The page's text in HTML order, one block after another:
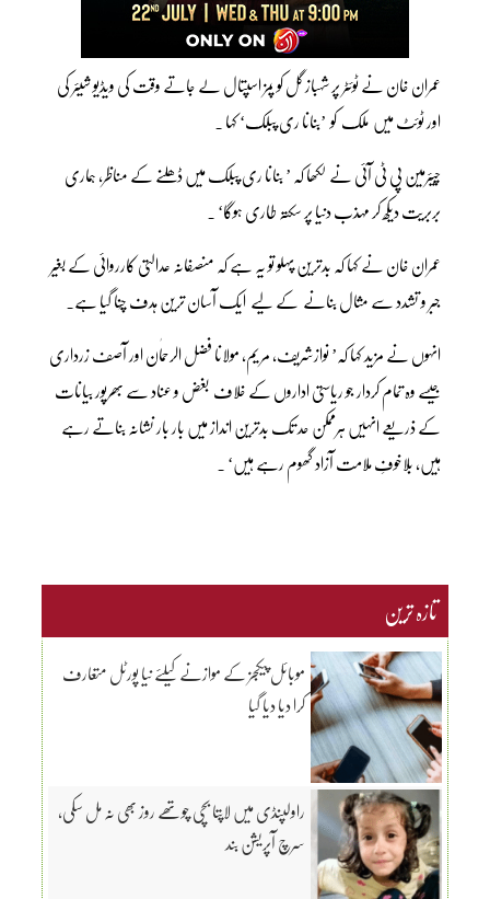
عمران خان نے ٹوئٹر پر شہباز گل کو پمز اسپتال لے جاتے وقت کی ویڈیو شیئر کی
اور ٹوئٹ میں ملک کو ’بنانا ری پبلک‘ کہا ۔
چیئرمین پی ٹی آئی نے لکھا کہ ’ بنانا ری پبلک میں ڈھلنے کے مناظر، ہماری
بربریت دیکھ کر مہذب دنیا پر سکتہ طاری ہوگا‘ ۔
عمران خان نے کہا کہ بدترین پہلو تو یہ ہے کہ منصفانہ عدالتی کارروائی کے بغیر
جبر و تشدد سے مثال بنانے کے لیے ایک آسان ترین ہدف چُنا گیا ہے۔
انہوں نے مزید کہا کہ’ نوازشریف، مریم، مولانا فضل الرحمٰان اور آصف زرداری
جیسے وہ تمام کردار جو ریاستی اداروں کے خلاف بغض و عناد سے بھرپور بیانات
کے ذریعے انہیں ہرممکن حد تک بدترین انداز میں بار بار نشانہ بناتے رہے
ہیں، بلاخوفِ ملامت آزاد گھوم رہے ہیں‘ ۔
تازہ ترین
موبائل پیکجز کے موازنے کیلئے نیا پورٹل متعارف
کرا دیا دیا گیا
راولپنڈی میں لاپتا بچی چوتھے روز بھی نہ مل سکی،
سرچ آپریشن بند